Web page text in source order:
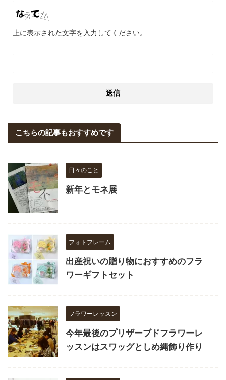
上に表示された文字を入力してください。
こちらの記事もおすすめです
日々のこと
新年とモネ展
フォトフレーム
出産祝いの贈り物におすすめのフラ
ワーギフトセット
フラワーレッスン
今年最後のプリザーブドフラワーレ
ッスンはスワッグとしめ縄飾り作り